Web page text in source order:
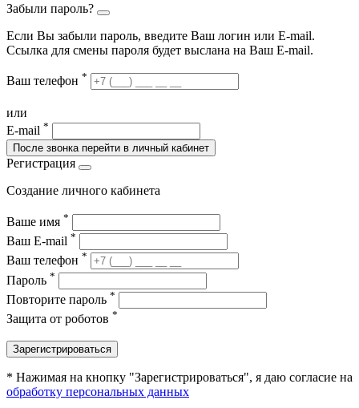
Забыли пароль?
Если Вы забыли пароль, введите Ваш логин или Е-mail.
Ссылка для смены пароля будет выслана на Ваш E-mail.
Ваш телефон *
или
E-mail *
После звонка перейти в личный кабинет
Регистрация
Создание личного кабинета
Ваше имя *
Ваш E-mail *
Ваш телефон *
Пароль *
Повторите пароль *
Защита от роботов *
Зарегистрироваться
* Нажимая на кнопку "Зарегистрироваться", я даю согласие на
обработку персональных данных